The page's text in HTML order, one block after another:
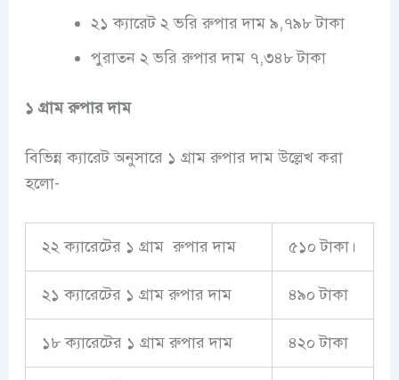
২১ ক্যারেট ২ ভরি রুপার দাম ৯,৭৯৮ টাকা
পুরাতন ২ ভরি রুপার দাম ৭,৩৪৮ টাকা
১ গ্রাম রুপার দাম
বিভিন্ন ক্যারেট অনুসারে ১ গ্রাম রুপার দাম উল্লেখ করা
হলো-
২২ ক্যারেটের ১ গ্রাম রুপার দাম ৫১০ টাকা।
২১ ক্যারেটের ১ গ্রাম রুপার দাম ৪৯০ টাকা
১৮ ক্যারেটের ১ গ্রাম রুপার দাম ৪২০ টাকা